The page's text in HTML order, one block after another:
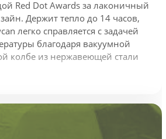
Red Dot Awards за лаконичный
Держит тепло до 14 часов,
легко справляется с задачей
благодаря вакуумной
колбе из нержавеющей стали